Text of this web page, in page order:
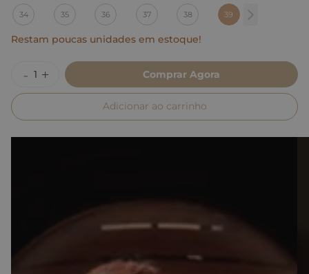
: 39
34 35 36 37 38 39
Restam poucas unidades em estoque!
Comprar Agora
Adicionar ao carrinho